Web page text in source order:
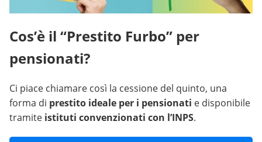
Cos’è il “Prestito Furbo” per
pensionati?
Ci piace chiamare così la cessione del quinto, una
forma di prestito ideale per i pensionati e disponibile
tramite istituti convenzionati con l’INPS.